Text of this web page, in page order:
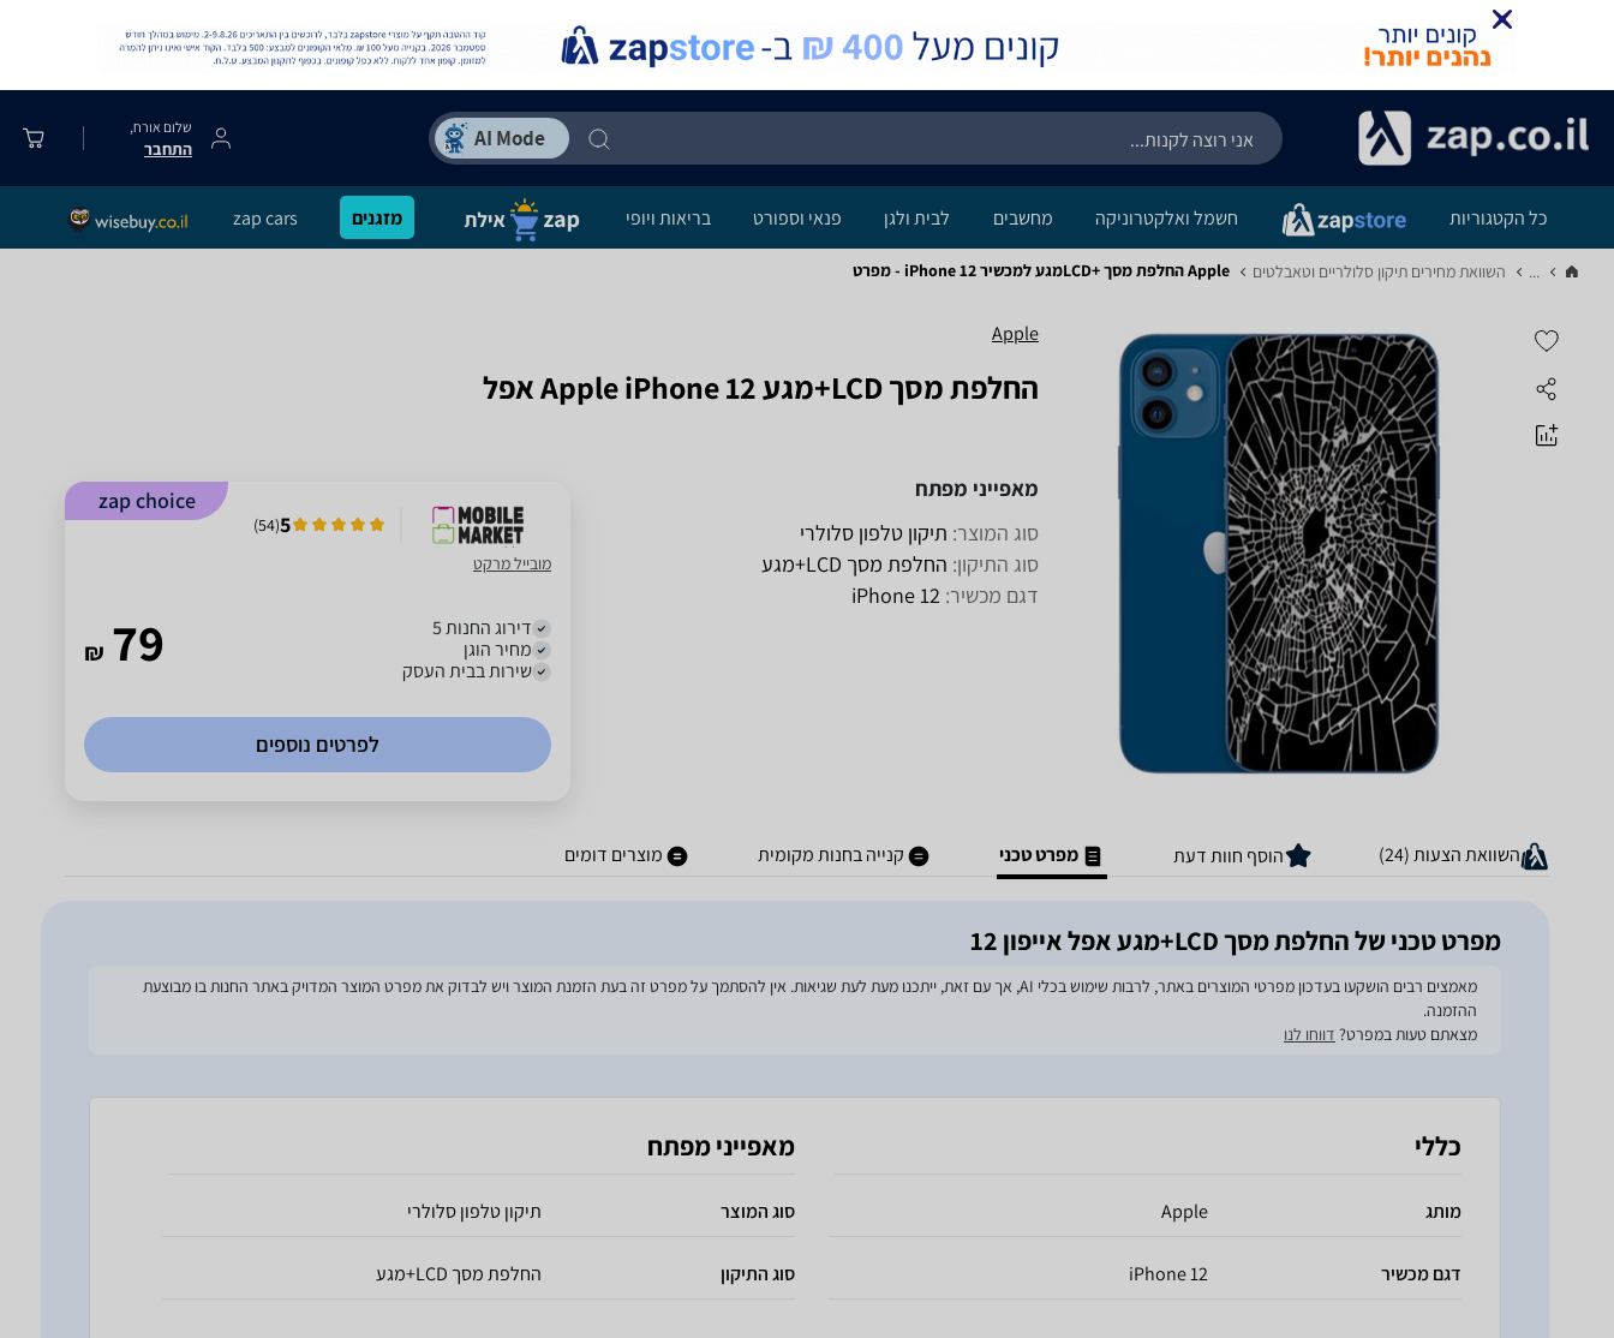
שלום אורח,
התחבר
כל הקטגוריות חשמל ואלקטרוניקה מחשבים לבית ולגן פנאי וספורט בריאות ויופי מזגנים zap cars
... השוואת מחירים תיקון סלולריים וטאבלטים‏ Apple החלפת מסך LCD+‎מגע למכשיר iPhone 12 - מפרט
Apple
החלפת מסך LCD+מגע Apple iPhone 12 אפל
מאפייני מפתח
סוג המוצר: תיקון טלפון סלולרי
סוג התיקון: החלפת מסך LCD+מגע
דגם מכשיר: iPhone 12
zap choice
5
(
54
)
מובייל מרקט
דירוג החנות 5
מחיר הוגן
שירות בבית העסק
₪ 79
לפרטים נוספים
השוואת הצעות (24) הוסף חוות דעת מפרט טכני קנייה בחנות מקומית מוצרים דומים
מפרט טכני של החלפת מסך LCD+מגע אפל אייפון 12
מאמצים רבים הושקעו בעדכון מפרטי המוצרים באתר, לרבות שימוש בכלי AI, אך עם זאת, ייתכנו מעת לעת שגיאות. אין להסתמך על מפרט זה בעת הזמנת המוצר ויש לבדוק את מפרט המוצר המדויק באתר החנות בו מבוצעת
ההזמנה.
מצאתם טעות במפרט? דווחו לנו
כללי
מותג Apple
דגם מכשיר iPhone 12
מאפייני מפתח
סוג המוצר תיקון טלפון סלולרי
סוג התיקון החלפת מסך LCD+מגע